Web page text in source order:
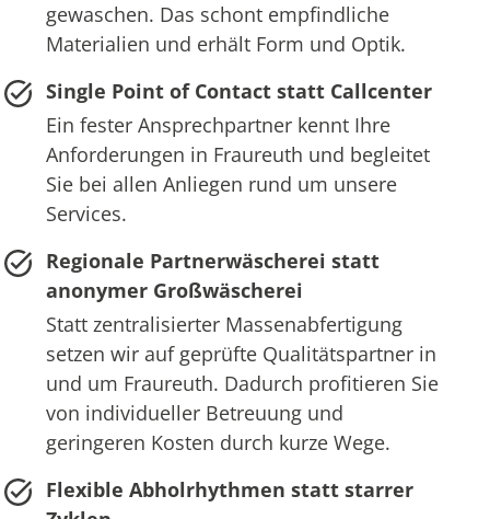
gewaschen. Das schont empfindliche
Materialien und erhält Form und Optik.
Single Point of Contact statt Callcenter
Ein fester Ansprechpartner kennt Ihre
Anforderungen in Fraureuth und begleitet
Sie bei allen Anliegen rund um unsere
Services.
Regionale Partnerwäscherei statt
anonymer Großwäscherei
Statt zentralisierter Massenabfertigung
setzen wir auf geprüfte Qualitätspartner in
und um Fraureuth. Dadurch profitieren Sie
von individueller Betreuung und
geringeren Kosten durch kurze Wege.
Flexible Abholrhythmen statt starrer